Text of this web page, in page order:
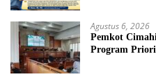
Agustus 6, 2026
Pemkot
Program